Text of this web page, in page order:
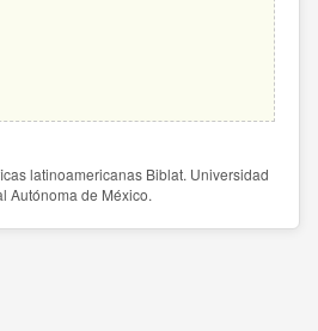
latinoamericanas Biblat. Universidad
Autónoma de México.